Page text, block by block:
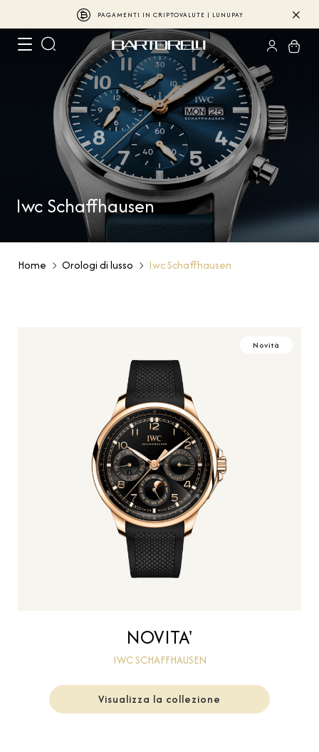
PAGAMENTI IN CRIPTOVALUTE | LUNUPAY
Iwc Schaffhausen
Home Orologi di lusso Iwc Schaffhausen
Novità
NOVITA'
IWC SCHAFFHAUSEN
Visualizza la collezione